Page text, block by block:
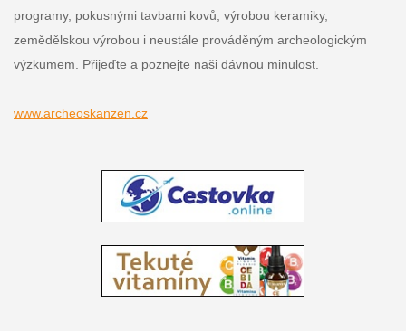
programy, pokusnými tavbami kovů, výrobou keramiky,
zemědělskou výrobou i neustále prováděným archeologickým
výzkumem. Přijeďte a poznejte naši dávnou minulost.
www.archeoskanzen.cz